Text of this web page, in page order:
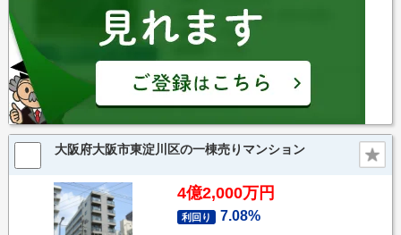
大阪府大阪市東淀川区の一棟売りマンション
4億2,000万円
利回り 7.08%